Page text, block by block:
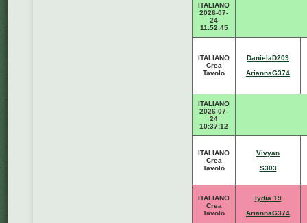
ITALIANO
2026-07-
24
11:52:45
ITALIANO
Crea
Tavolo
DanielaD209
AriannaG374
ITALIANO
2026-07-
24
10:37:12
ITALIANO
Crea
Tavolo
Vivyan
S303
ITALIANO
Crea
Tavolo
lydia 19
AriannaG374